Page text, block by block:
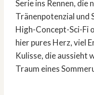
Serie ins Rennen, die
Tränenpotenzial und
High-Concept-Sci-Fi
hier pures Herz, viel
Kulisse, die aussieht
Traum eines